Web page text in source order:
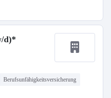
d)*
Berufsunfähigkeitsversicherung